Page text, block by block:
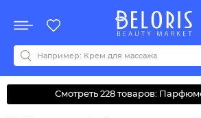
Акции
Все бренды
0-9ABCDEFGHIJKLMNOPQRSTUVWYZАБ
Смотреть 228 товаров: